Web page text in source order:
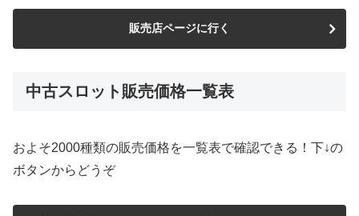
販売店ページに行く
中古スロット販売価格一覧表
およそ2000種類の販売価格を一覧表で確認できる！下↓の
ボタンからどうぞ